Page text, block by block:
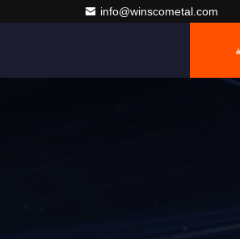
info@winscometal.com